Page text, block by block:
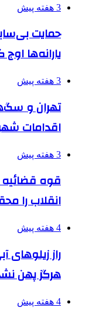
3 هفته پیش
حمایت
یارانه‌ها
3 هفته پیش
تهران و
اقدامات
3 هفته پیش
قوه قضائیه
انقلاب را
4 هفته پیش
راز
هرگز پهن
4 هفته پیش